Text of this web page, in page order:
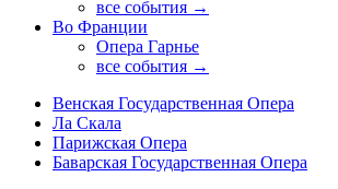
все события →
Во Франции
Опера Гарнье
все события →
Венская Государственная Опера
Ла Скала
Парижская Опера
Баварская Государственная Опера